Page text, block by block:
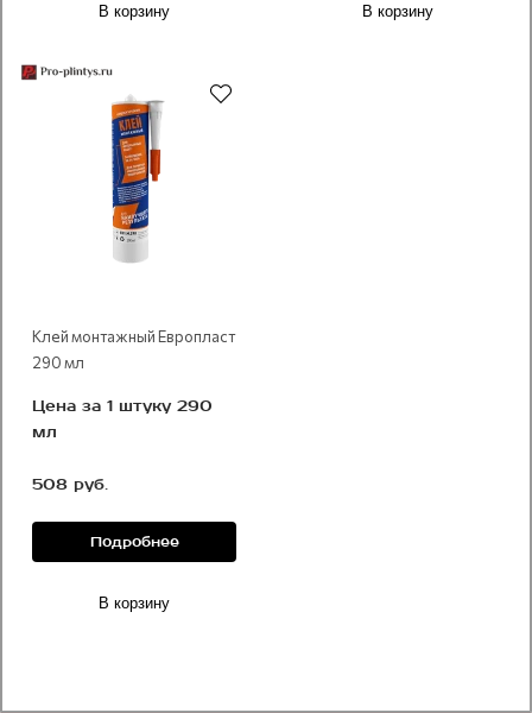
В корзину В корзину
Клей монтажный Европласт
290 мл
Цена за 1 штуку 290
мл
508 руб.
Подробнее
В корзину